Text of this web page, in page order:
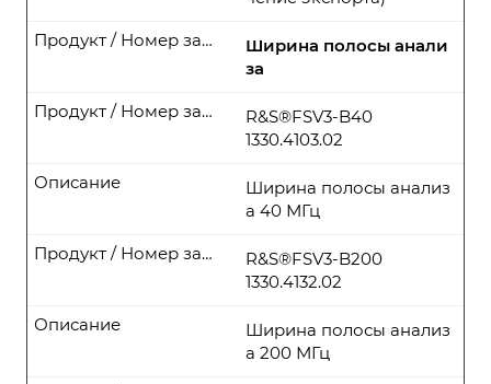
Ширина полосы анали
за
Продукт / Номер заказа
R&S®FSV3-B40
1330.4103.02
Продукт / Номер заказа
Ширина полосы анализ
а 40 МГц
Описание
R&S®FSV3-B200
1330.4132.02
Продукт / Номер заказа
Ширина полосы анализ
а 200 МГц
Описание